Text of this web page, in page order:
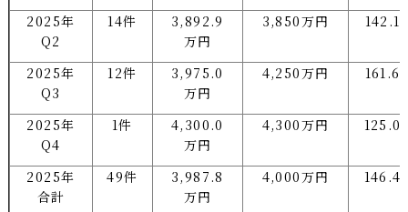
2025年
Q2
14件
3,892.9
万円
3,850万円
2025年
Q3
12件
3,975.0
万円
4,250万円
2025年
Q4
1件
4,300.0
万円
4,300万円
2025年
合計
49件
3,987.8
万円
4,000万円